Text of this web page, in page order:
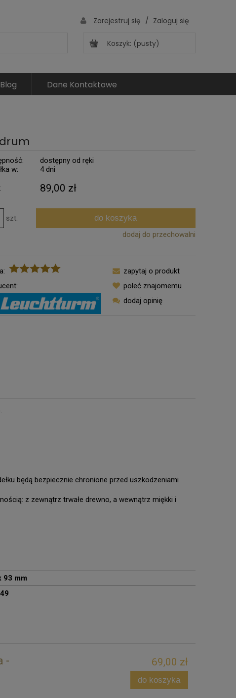
Zarejestruj się / Zaloguj się
Koszyk: (pusty)
Blog Dane Kontaktowe
dostępny od ręki
w:
4 dni
89,00 zł
szt. do koszyka
dodaj do przechowalni
zapytaj o produkt
poleć znajomemu
dodaj opinię
będą bezpiecznie chronione przed uszkodzeniami
z zewnątrz trwałe drewno, a wewnątrz miękki i
93 mm
-
69,00 zł
do koszyka